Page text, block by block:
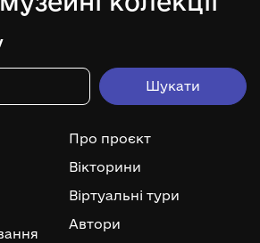
Про проєкт
Вікторини
Віртуальні тури
Автори